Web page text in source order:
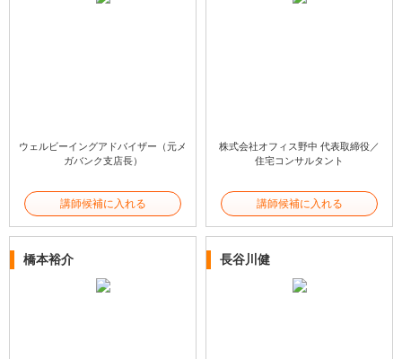
ウェルビーイングアドバイザー（元メ
ガバンク支店長）
講師候補に入れる
株式会社オフィス野中 代表取締役／
住宅コンサルタント
講師候補に入れる
橋本裕介 長谷川健